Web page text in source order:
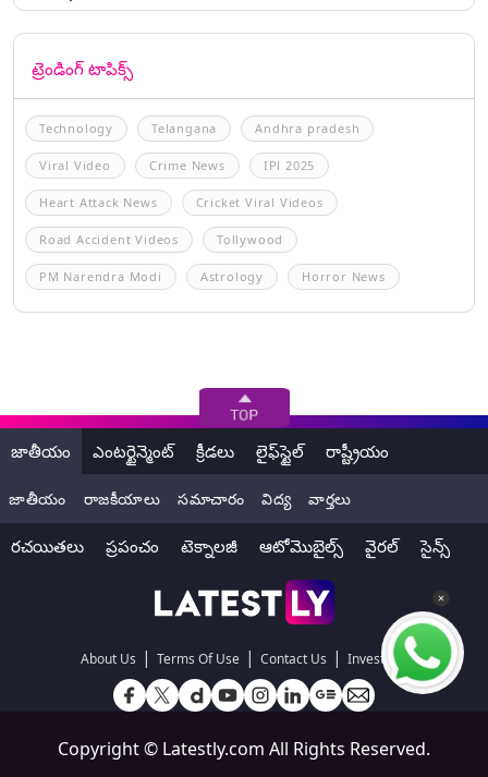
ట్రెండింగ్ టాపిక్స్
Technology Telangana Andhra pradesh
Viral Video Crime News IPl 2025
Heart Attack News Cricket Viral Videos
Road Accident Videos Tollywood
PM Narendra Modi Astrology Horror News
జాతీయం ఎంటర్టైన్మెంట్ క్రీడలు లైఫ్‌స్టైల్ రాష్ట్రీయం
జాతీయం రాజకీయాలు సమాచారం విద్య వార్తలు
రచయితలు ప్రపంచం టెక్నాలజీ ఆటోమొబైల్స్ వైరల్ సైన్స్
About Us | Terms Of Use | Contact Us | Investors
Copyright © Latestly.com All Rights Reserved.